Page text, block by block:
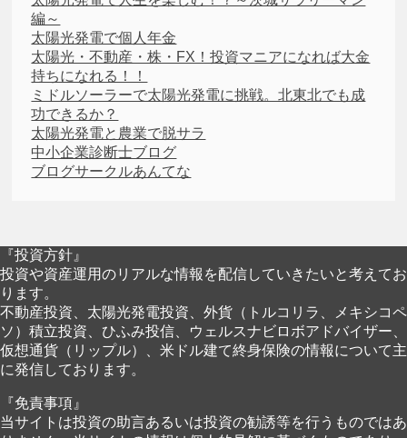
編～
太陽光発電で個人年金
太陽光・不動産・株・FX！投資マニアになれば大金
持ちになれる！！
ミドルソーラーで太陽光発電に挑戦。北東北でも成
功できるか？
太陽光発電と農業で脱サラ
中小企業診断士ブログ
ブログサークルあんてな
『投資方針』
投資や資産運用のリアルな情報を配信していきたいと考えてお
ります。
不動産投資、太陽光発電投資、外貨（トルコリラ、メキシコペ
ソ）積立投資、ひふみ投信、ウェルスナビロボアドバイザー、
仮想通貨（リップル）、米ドル建て終身保険の情報について主
に発信しております。
『免責事項』
当サイトは投資の助言あるいは投資の勧誘等を行うものではあ